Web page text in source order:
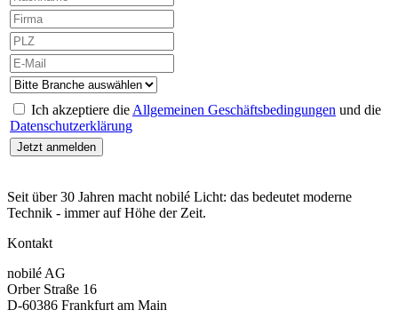
Ich akzeptiere die Allgemeinen Geschäftsbedingungen und die
Datenschutzerklärung
Seit über 30 Jahren macht nobilé Licht: das bedeutet moderne
Technik - immer auf Höhe der Zeit.
Kontakt
nobilé AG
Orber Straße 16
D-60386 Frankfurt am Main